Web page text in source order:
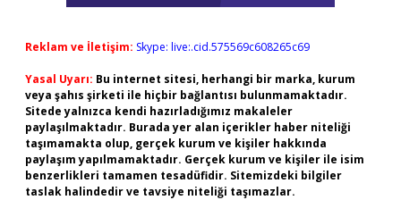
Reklam ve İletişim: Skype: live:.cid.575569c608265c69
Yasal Uyarı: Bu internet sitesi, herhangi bir marka, kurum
veya şahıs şirketi ile hiçbir bağlantısı bulunmamaktadır.
Sitede yalnızca kendi hazırladığımız makaleler
paylaşılmaktadır. Burada yer alan içerikler haber niteliği
taşımamakta olup, gerçek kurum ve kişiler hakkında
paylaşım yapılmamaktadır. Gerçek kurum ve kişiler ile isim
benzerlikleri tamamen tesadüfidir. Sitemizdeki bilgiler
taslak halindedir ve tavsiye niteliği taşımazlar.